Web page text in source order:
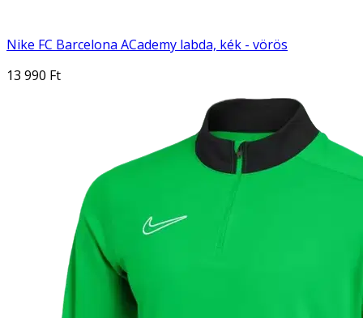
Nike FC Barcelona ACademy labda, kék - vörös
13 990 Ft